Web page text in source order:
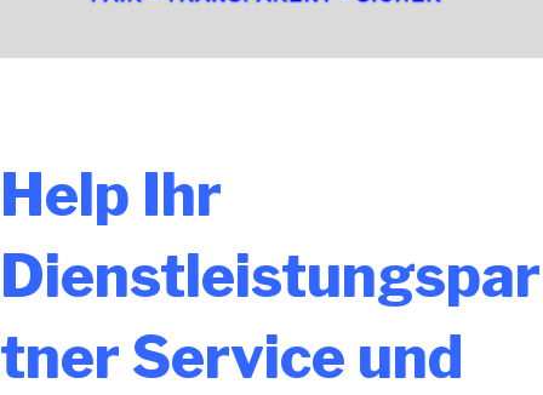
Help Ihr
Dienstleistungspar
tner Service und